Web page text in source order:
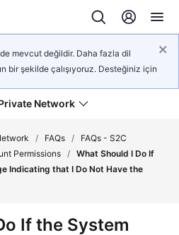
mevcut değildir. Daha fazla dil
bir şekilde çalışıyoruz. Desteğiniz için
Network
/ FAQs /
FAQs - S2C
Permissions / What Should I Do If
Indicating that I Do Not Have the
If the System